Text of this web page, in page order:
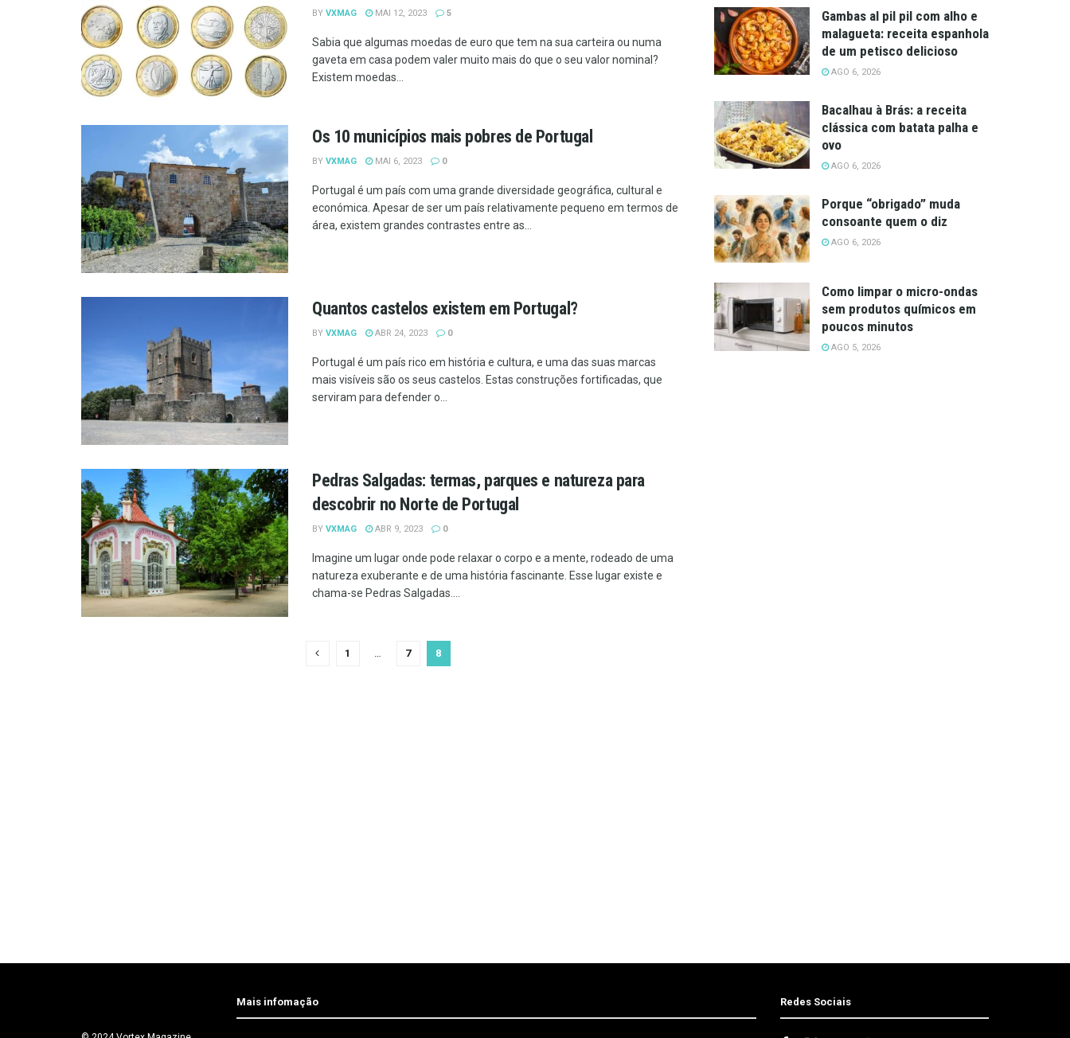
BY VXMAG MAI 12, 2023 5
Sabia que algumas moedas de euro que tem na sua carteira ou numa
gaveta em casa podem valer muito mais do que o seu valor nominal?
Existem moedas...
Os 10 municípios mais pobres de Portugal
BY VXMAG MAI 6, 2023 0
Portugal é um país com uma grande diversidade geográfica, cultural e
económica. Apesar de ser um país relativamente pequeno em termos de
área, existem grandes contrastes entre as...
Quantos castelos existem em Portugal?
BY VXMAG ABR 24, 2023 0
Portugal é um país rico em história e cultura, e uma das suas marcas
mais visíveis são os seus castelos. Estas construções fortificadas, que
serviram para defender o...
Pedras Salgadas: termas, parques e natureza para
descobrir no Norte de Portugal
BY VXMAG ABR 9, 2023 0
Imagine um lugar onde pode relaxar o corpo e a mente, rodeado de uma
natureza exuberante e de uma história fascinante. Esse lugar existe e
chama-se Pedras Salgadas....
1 … 7 8
Gambas al pil pil com alho e
malagueta: receita espanhola
de um petisco delicioso
AGO 6, 2026
Bacalhau à Brás: a receita
clássica com batata palha e
ovo
AGO 6, 2026
Porque “obrigado” muda
consoante quem o diz
AGO 6, 2026
Como limpar o micro-ondas
sem produtos químicos em
poucos minutos
AGO 5, 2026
Mais infomação Redes Sociais